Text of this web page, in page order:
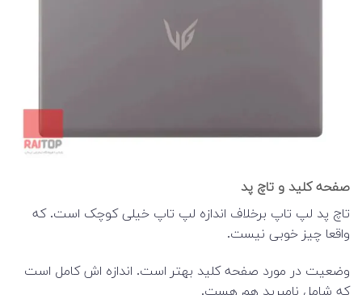
صفحه کلید و تاچ پد
تاچ پد لپ تاپ برخلاف اندازه لپ تاپ خیلی کوچک است. که
واقعا چیز خوبی نیست.
وضعیت در مورد صفحه کلید بهتر است. اندازه اش کامل است